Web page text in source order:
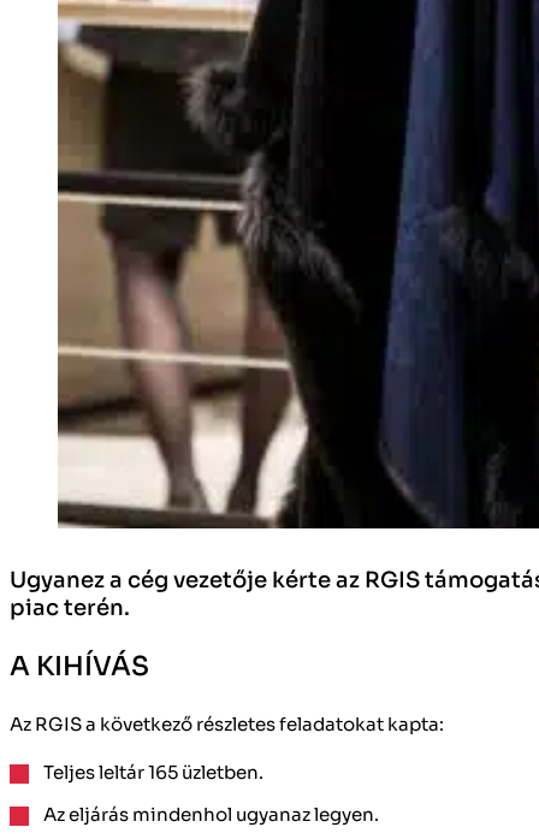
Ugyanez a cég vezetője kérte az RGIS
piac terén.
A KIHÍVÁS
Az RGIS a következő részletes feladatokat kapta:
Teljes leltár 165 üzletben.
Az eljárás mindenhol ugyanaz legyen.